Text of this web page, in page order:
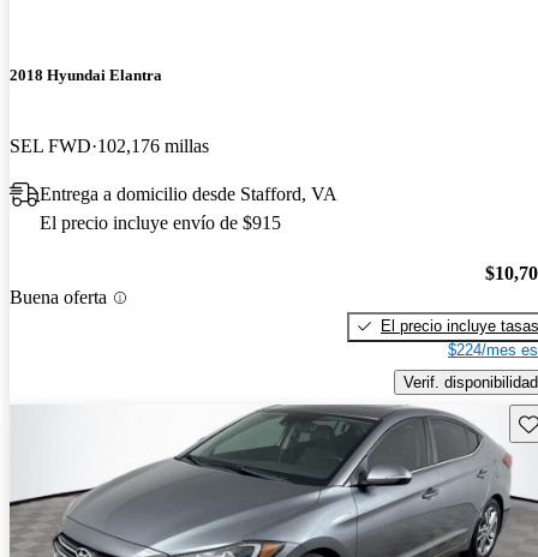
2018 Hyundai Elantra
SEL FWD 102,176 millas
Entrega a domicilio desde Stafford, VA
El precio incluye envío de $915
Buena oferta
El precio incluye tasas
$224/mes
Verif. disponibilidad